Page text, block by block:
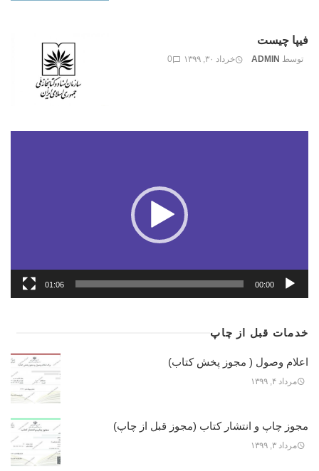
فیپا چیست
توسط ADMIN خرداد ۳۰, ۱۳۹۹ 0
00:00
01:06
خدمات قبل از چاپ
اعلام وصول ( مجوز پخش کتاب)
مرداد ۴, ۱۳۹۹
مجوز چاپ و انتشار کتاب (مجوز قبل از چاپ)
مرداد ۳, ۱۳۹۹